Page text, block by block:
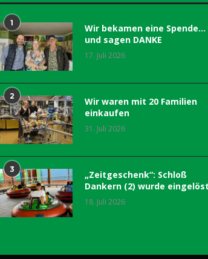
1
Wir bekamen eine Spende…
und sagen DANKE
17. Juli 2026
2
Wir waren mit 20 Familien
einkaufen
31. Juli 2026
3
„Zeitgeschenk“: Schloß
Dankern (2) wurde eingelöst
18. Juli 2026